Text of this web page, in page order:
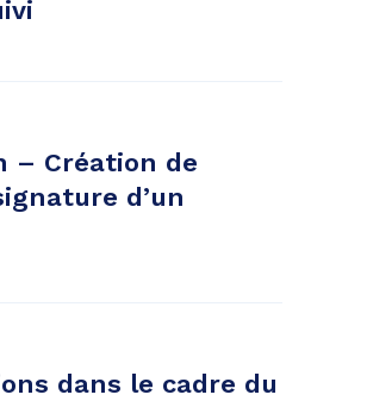
– Création de
d’un
dans le cadre du